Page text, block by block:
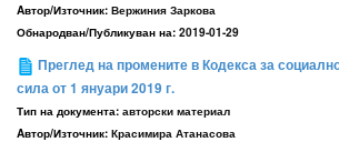
Aвтор/Източник: Вержиния Заркова
Обнародван/Публикуван на: 2019-01-29
Преглед на промените в Кодекса за
сила от 1 януари 2019 г.
Тип на документа: авторски материал
Aвтор/Източник: Красимира Атанасова